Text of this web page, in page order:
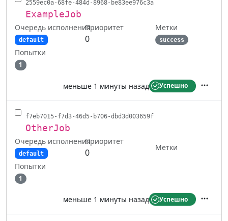
2559ec0a-68fe-484d-8968-be83ee976c3a
ExampleJob
Очередь исполнения
default
Приоритет
0
Метки
success
Попытки
1
меньше 1 минуты назад Успешно
f7eb7015-f7d3-46d5-b706-dbd3d003659f
OtherJob
Очередь исполнения
default
Приоритет
0
Метки
Попытки
1
меньше 1 минуты назад Успешно